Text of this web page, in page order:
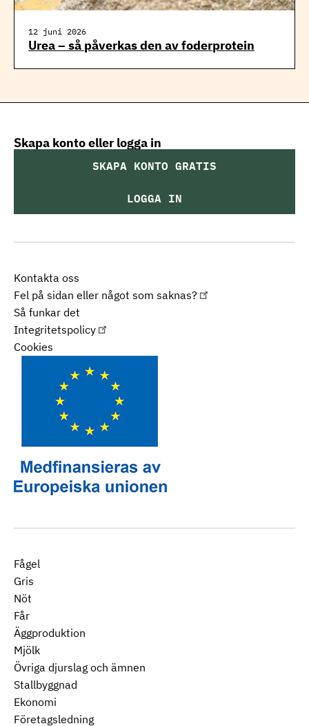
12 juni 2026
Urea – så påverkas den av foderprotein
Fågel
Gris
Nöt
Får
Äggproduktion
Mjölk
Övriga djurslag och ämnen
Stallbyggnad
Ekonomi
Företagsledning
Kontakta oss
Fel på sidan eller något som saknas?
Så funkar det
Integritetspolicy
Cookies
Skapa konto eller logga in
SKAPA KONTO GRATIS
LOGGA IN